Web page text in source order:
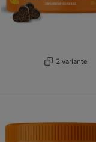
2 variante